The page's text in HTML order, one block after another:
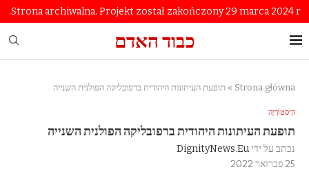
Strona archiwalna. Projekt został zakończony 29 marca 2024 r.
כבוד האדם
Strona główna
» תופעת העיתונות היהודית ברפובליקה הפולנית השנייה
הִיסטוֹרִיָה
תופעת העיתונות היהודית ברפובליקה הפולנית השנייה
נכתב על ידיDignityNews.eu
25 פברואר 2022